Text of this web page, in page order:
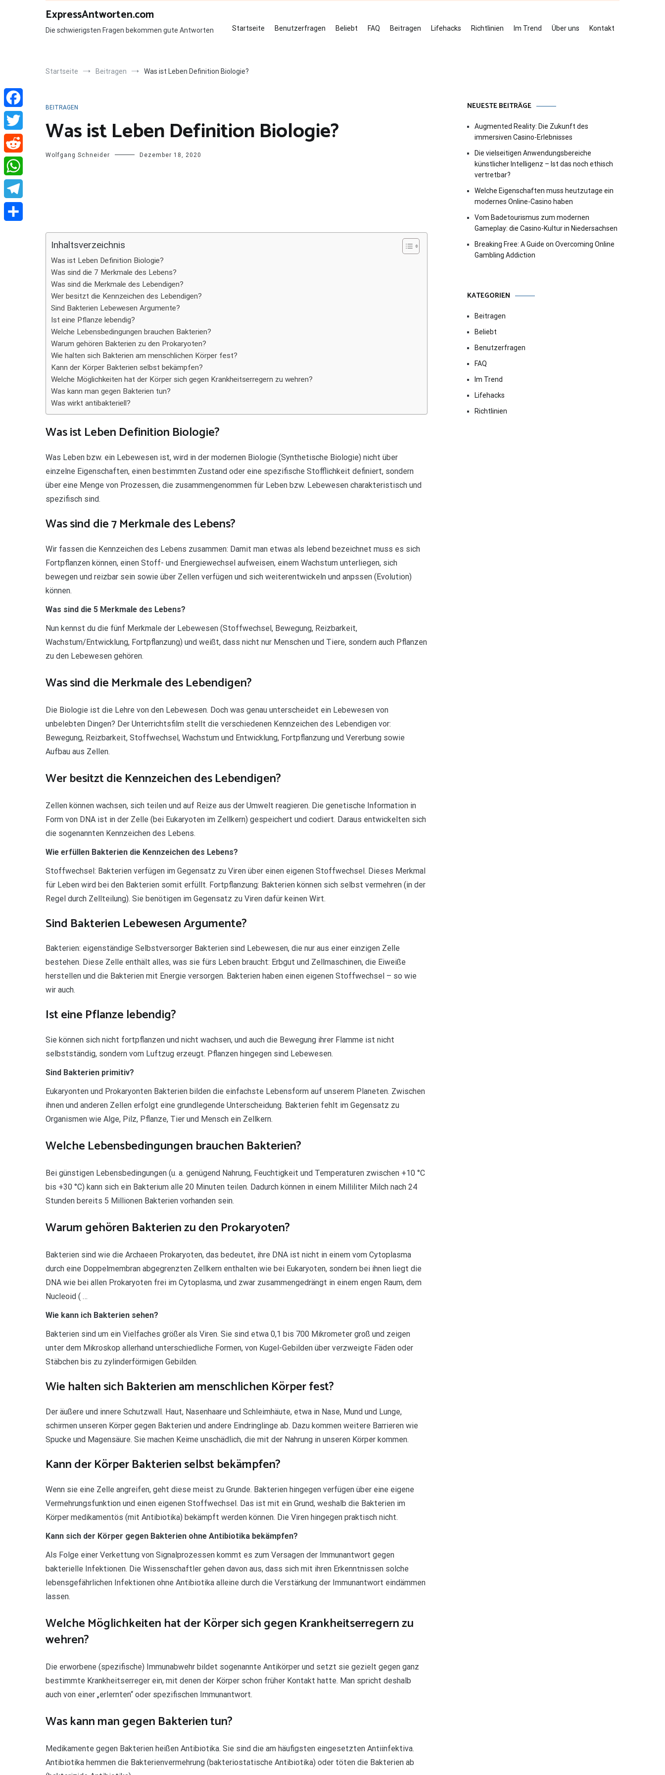
ExpressAntworten.com
Die schwierigsten Fragen bekommen gute Antworten Startseite Benutzerfragen Beliebt FAQ Beitragen Lifehacks Richtlinien Im Trend Über uns Kontakt
Startseite Beitragen Was ist Leben Definition Biologie?
BEITRAGEN
Was ist Leben Definition Biologie?
Wolfgang Schneider Dezember 18, 2020
Inhaltsverzeichnis
Was ist Leben Definition Biologie?
Was sind die 7 Merkmale des Lebens?
Was sind die Merkmale des Lebendigen?
Wer besitzt die Kennzeichen des Lebendigen?
Sind Bakterien Lebewesen Argumente?
Ist eine Pflanze lebendig?
Welche Lebensbedingungen brauchen Bakterien?
Warum gehören Bakterien zu den Prokaryoten?
Wie halten sich Bakterien am menschlichen Körper fest?
Kann der Körper Bakterien selbst bekämpfen?
Welche Möglichkeiten hat der Körper sich gegen Krankheitserregern zu wehren?
Was kann man gegen Bakterien tun?
Was wirkt antibakteriell?
Was ist Leben Definition Biologie?
Was Leben bzw. ein Lebewesen ist, wird in der modernen Biologie (Synthetische Biologie) nicht über
einzelne Eigenschaften, einen bestimmten Zustand oder eine spezifische Stofflichkeit definiert, sondern
über eine Menge von Prozessen, die zusammengenommen für Leben bzw. Lebewesen charakteristisch und
spezifisch sind.
Was sind die 7 Merkmale des Lebens?
Wir fassen die Kennzeichen des Lebens zusammen: Damit man etwas als lebend bezeichnet muss es sich
Fortpflanzen können, einen Stoff- und Energiewechsel aufweisen, einem Wachstum unterliegen, sich
bewegen und reizbar sein sowie über Zellen verfügen und sich weiterentwickeln und anpssen (Evolution)
können.
Was sind die 5 Merkmale des Lebens?
Nun kennst du die fünf Merkmale der Lebewesen (Stoffwechsel, Bewegung, Reizbarkeit,
Wachstum/Entwicklung, Fortpflanzung) und weißt, dass nicht nur Menschen und Tiere, sondern auch Pflanzen
zu den Lebewesen gehören.
Was sind die Merkmale des Lebendigen?
Die Biologie ist die Lehre von den Lebewesen. Doch was genau unterscheidet ein Lebewesen von
unbelebten Dingen? Der Unterrichtsfilm stellt die verschiedenen Kennzeichen des Lebendigen vor:
Bewegung, Reizbarkeit, Stoffwechsel, Wachstum und Entwicklung, Fortpflanzung und Vererbung sowie
Aufbau aus Zellen.
Wer besitzt die Kennzeichen des Lebendigen?
Zellen können wachsen, sich teilen und auf Reize aus der Umwelt reagieren. Die genetische Information in
Form von DNA ist in der Zelle (bei Eukaryoten im Zellkern) gespeichert und codiert. Daraus entwickelten sich
die sogenannten Kennzeichen des Lebens.
Wie erfüllen Bakterien die Kennzeichen des Lebens?
Stoffwechsel: Bakterien verfügen im Gegensatz zu Viren über einen eigenen Stoffwechsel. Dieses Merkmal
für Leben wird bei den Bakterien somit erfüllt. Fortpflanzung: Bakterien können sich selbst vermehren (in der
Regel durch Zellteilung). Sie benötigen im Gegensatz zu Viren dafür keinen Wirt.
Sind Bakterien Lebewesen Argumente?
Bakterien: eigenständige Selbstversorger Bakterien sind Lebewesen, die nur aus einer einzigen Zelle
bestehen. Diese Zelle enthält alles, was sie fürs Leben braucht: Erbgut und Zellmaschinen, die Eiweiße
herstellen und die Bakterien mit Energie versorgen. Bakterien haben einen eigenen Stoffwechsel – so wie
wir auch.
Ist eine Pflanze lebendig?
Sie können sich nicht fortpflanzen und nicht wachsen, und auch die Bewegung ihrer Flamme ist nicht
selbstständig, sondern vom Luftzug erzeugt. Pflanzen hingegen sind Lebewesen.
Sind Bakterien primitiv?
Eukaryonten und Prokaryonten Bakterien bilden die einfachste Lebensform auf unserem Planeten. Zwischen
ihnen und anderen Zellen erfolgt eine grundlegende Unterscheidung. Bakterien fehlt im Gegensatz zu
Organismen wie Alge, Pilz, Pflanze, Tier und Mensch ein Zellkern.
Welche Lebensbedingungen brauchen Bakterien?
Bei günstigen Lebensbedingungen (u. a. genügend Nahrung, Feuchtigkeit und Temperaturen zwischen +10 °C
bis +30 °C) kann sich ein Bakterium alle 20 Minuten teilen. Dadurch können in einem Milliliter Milch nach 24
Stunden bereits 5 Millionen Bakterien vorhanden sein.
Warum gehören Bakterien zu den Prokaryoten?
Bakterien sind wie die Archaeen Prokaryoten, das bedeutet, ihre DNA ist nicht in einem vom Cytoplasma
durch eine Doppelmembran abgegrenzten Zellkern enthalten wie bei Eukaryoten, sondern bei ihnen liegt die
DNA wie bei allen Prokaryoten frei im Cytoplasma, und zwar zusammengedrängt in einem engen Raum, dem
Nucleoid ( …
Wie kann ich Bakterien sehen?
Bakterien sind um ein Vielfaches größer als Viren. Sie sind etwa 0,1 bis 700 Mikrometer groß und zeigen
unter dem Mikroskop allerhand unterschiedliche Formen, von Kugel-Gebilden über verzweigte Fäden oder
Stäbchen bis zu zylinderförmigen Gebilden.
Wie halten sich Bakterien am menschlichen Körper fest?
Der äußere und innere Schutzwall. Haut, Nasenhaare und Schleimhäute, etwa in Nase, Mund und Lunge,
schirmen unseren Körper gegen Bakterien und andere Eindringlinge ab. Dazu kommen weitere Barrieren wie
Spucke und Magensäure. Sie machen Keime unschädlich, die mit der Nahrung in unseren Körper kommen.
Kann der Körper Bakterien selbst bekämpfen?
Wenn sie eine Zelle angreifen, geht diese meist zu Grunde. Bakterien hingegen verfügen über eine eigene
Vermehrungsfunktion und einen eigenen Stoffwechsel. Das ist mit ein Grund, weshalb die Bakterien im
Körper medikamentös (mit Antibiotika) bekämpft werden können. Die Viren hingegen praktisch nicht.
Kann sich der Körper gegen Bakterien ohne Antibiotika bekämpfen?
Als Folge einer Verkettung von Signalprozessen kommt es zum Versagen der Immunantwort gegen
bakterielle Infektionen. Die Wissenschaftler gehen davon aus, dass sich mit ihren Erkenntnissen solche
lebensgefährlichen Infektionen ohne Antibiotika alleine durch die Verstärkung der Immunantwort eindämmen
lassen.
Welche Möglichkeiten hat der Körper sich gegen Krankheitserregern zu
wehren?
Die erworbene (spezifische) Immunabwehr bildet sogenannte Antikörper und setzt sie gezielt gegen ganz
bestimmte Krankheitserreger ein, mit denen der Körper schon früher Kontakt hatte. Man spricht deshalb
auch von einer „erlernten“ oder spezifischen Immunantwort.
Was kann man gegen Bakterien tun?
Medikamente gegen Bakterien heißen Antibiotika. Sie sind die am häufigsten eingesetzten Antiinfektiva.
Antibiotika hemmen die Bakterienvermehrung (bakteriostatische Antibiotika) oder töten die Bakterien ab
NEUESTE BEITRÄGE
Augmented Reality: Die Zukunft des
immersiven Casino-Erlebnisses
Die vielseitigen Anwendungsbereiche
künstlicher Intelligenz – Ist das noch ethisch
vertretbar?
Welche Eigenschaften muss heutzutage ein
modernes Online-Casino haben
Vom Badetourismus zum modernen
Gameplay: die Casino-Kultur in Niedersachsen
Breaking Free: A Guide on Overcoming Online
Gambling Addiction
KATEGORIEN
Beitragen
Beliebt
Benutzerfragen
FAQ
Im Trend
Lifehacks
Richtlinien
Facebook
Twitter
Reddit
WhatsApp
Telegram